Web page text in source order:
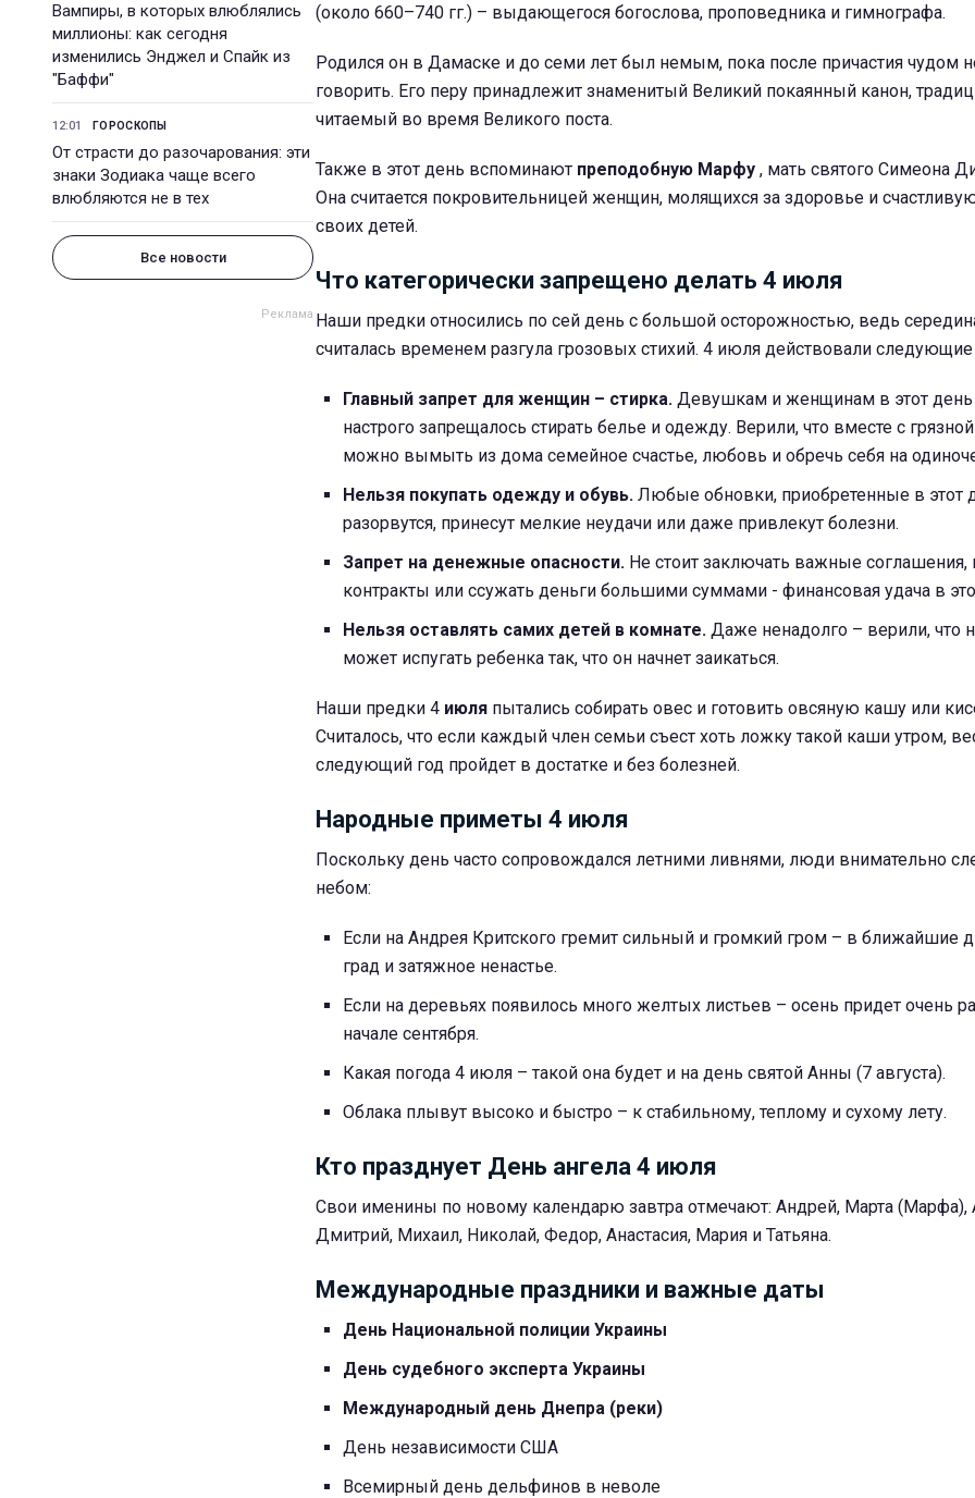
Вампиры, в которых влюблялись
миллионы: как сегодня
изменились Энджел и Спайк из
"Баффи"
12:01 ГОРОСКОПЫ
От страсти до разочарования: эти
знаки Зодиака чаще всего
влюбляются не в тех
Все новости
(около 660–740 гг.) – выдающегося богослова, проповедника и гимнографа.
Родился он в Дамаске и до семи лет был немым, пока после причастия чудом
говорить. Его перу принадлежит знаменитый Великий покаянный канон,
читаемый во время Великого поста.
Также в этот день вспоминают преподобную Марфу , мать святого Симеона
Она считается покровительницей женщин, молящихся за здоровье и
своих детей.
Что категорически запрещено делать 4 июля
Наши предки относились по сей день с большой осторожностью, ведь
считалась временем разгула грозовых стихий. 4 июля действовали следующие
Главный запрет для женщин – стирка. Девушкам и женщинам в этот день
настрого запрещалось стирать белье и одежду. Верили, что вместе с
можно вымыть из дома семейное счастье, любовь и обречь себя на
Нельзя покупать одежду и обувь. Любые обновки, приобретенные в этот
разорвутся, принесут мелкие неудачи или даже привлекут болезни.
Запрет на денежные опасности. Не стоит заключать важные соглашения,
контракты или ссужать деньги большими суммами - финансовая удача в
Нельзя оставлять самих детей в комнате. Даже ненадолго – верили, что
может испугать ребенка так, что он начнет заикаться.
Наши предки 4 июля пытались собирать овес и готовить овсяную кашу или
Считалось, что если каждый член семьи съест хоть ложку такой каши утром,
следующий год пройдет в достатке и без болезней.
Народные приметы 4 июля
Поскольку день часто сопровождался летними ливнями, люди внимательно
небом:
Если на Андрея Критского гремит сильный и громкий гром – в ближайшие
град и затяжное ненастье.
Если на деревьях появилось много желтых листьев – осень придет очень
начале сентября.
Какая погода 4 июля – такой она будет и на день святой Анны (7 августа).
Облака плывут высоко и быстро – к стабильному, теплому и сухому лету.
Кто празднует День ангела 4 июля
Свои именины по новому календарю завтра отмечают: Андрей, Марта (Марфа),
Дмитрий, Михаил, Николай, Федор, Анастасия, Мария и Татьяна.
Международные праздники и важные даты
День Национальной полиции Украины
День судебного эксперта Украины
Международный день Днепра (реки)
День независимости США
Всемирный день дельфинов в неволе